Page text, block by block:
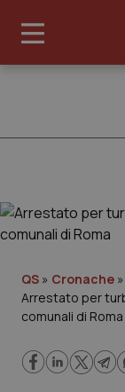
Governo e
Regioni e Asl
QS » Cronache »
Arrestato per
comunali di Roma